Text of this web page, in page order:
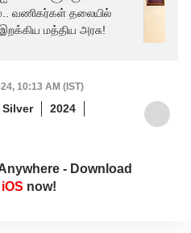
வணிகர்கள் தலையில்
மத்திய அரசு!
10:13 AM (IST)
Silver
2024
- Download
iOS now!